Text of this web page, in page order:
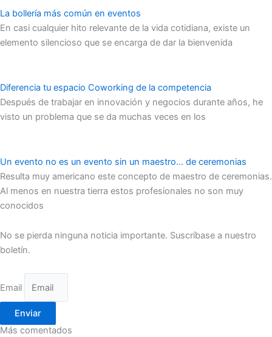
La bollería más común en eventos
En casi cualquier hito relevante de la vida cotidiana, existe un
elemento silencioso que se encarga de dar la bienvenida
Diferencia tu espacio Coworking de la competencia
Después de trabajar en innovación y negocios durante años, he
visto un problema que se da muchas veces en los
Un evento no es un evento sin un maestro… de ceremonias
Resulta muy americano este concepto de maestro de ceremonias.
Al menos en nuestra tierra estos profesionales no son muy
conocidos
No se pierda ninguna noticia importante. Suscríbase a nuestro
boletín.
Email
Enviar
Más comentados